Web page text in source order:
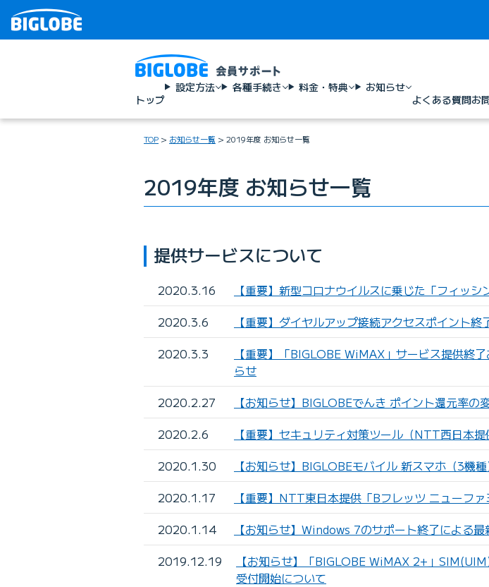
トップ
設定方法 各種手続き 料金・特典
お知らせ
よくある質問お
TOP お知らせ一覧 2019年度 お知らせ一覧
2019年度 お知らせ一覧
提供サービスについて
2020.3.16
【重要】新型コロナウイルスに乗じた「フィッ
2020.3.6
【重要】ダイヤルアップ接続アクセスポイント終
2020.3.3
【重要】「BIGLOBE WiMAX」サービス提供終
らせ
2020.2.27
【お知らせ】BIGLOBEでんき ポイント還元率の
2020.2.6
【重要】セキュリティ対策ツール（NTT西日本
2020.1.30
【お知らせ】BIGLOBEモバイル 新スマホ（3機
2020.1.17
【重要】NTT東日本提供「Bフレッツ ニューフ
2020.1.14
【お知らせ】Windows 7のサポート終了による
2019.12.19
【お知らせ】「BIGLOBE WiMAX 2+」
受付開始について